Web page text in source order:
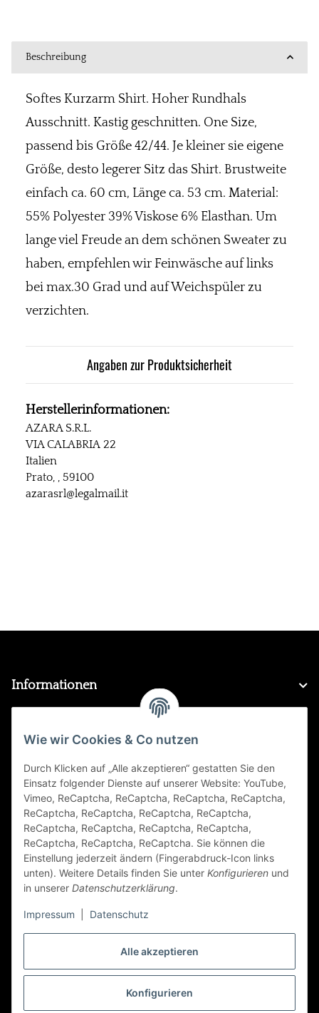
Alle akzeptieren
Konfigurieren
Wie wir Cookies & Co nutzen
Durch Klicken auf „Alle akzeptieren“ gestatten Sie den
Einsatz folgender Dienste auf unserer Website: YouTube,
Vimeo, ReCaptcha, ReCaptcha, ReCaptcha, ReCaptcha,
ReCaptcha, ReCaptcha, ReCaptcha, ReCaptcha,
ReCaptcha, ReCaptcha, ReCaptcha, ReCaptcha,
ReCaptcha, ReCaptcha, ReCaptcha. Sie können die
Einstellung jederzeit ändern (Fingerabdruck-Icon links
unten). Weitere Details finden Sie unter Konfigurieren und
in unserer Datenschutzerklärung.
Impressum Datenschutz
Beschreibung
Softes Kurzarm Shirt. Hoher Rundhals
Ausschnitt. Kastig geschnitten. One Size,
passend bis Größe 42/44. Je kleiner sie eigene
Größe, desto legerer Sitz das Shirt. Brustweite
einfach ca. 60 cm, Länge ca. 53 cm. Material:
55% Polyester 39% Viskose 6% Elasthan. Um
lange viel Freude an dem schönen Sweater zu
haben, empfehlen wir Feinwäsche auf links
bei max.30 Grad und auf Weichspüler zu
verzichten.
Angaben zur Produktsicherheit
Herstellerinformationen:
AZARA S.R.L.
VIA CALABRIA 22
Italien
Prato, , 59100
azarasrl@legalmail.it
Informationen
FAQ
Zahlungsarten
Folge Uns